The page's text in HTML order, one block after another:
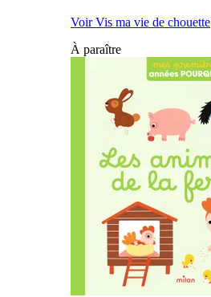
Voir Vis ma vie de chouette
À paraître